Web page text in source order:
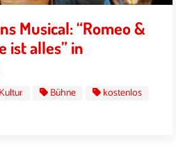
Musical: “Romeo &
ist alles” in
Kultur Bühne
kostenlos